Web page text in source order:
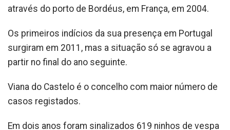
através do porto de Bordéus, em França, em 2004.
Os primeiros indícios da sua presença em Portugal
surgiram em 2011, mas a situação só se agravou a
partir no final do ano seguinte.
Viana do Castelo é o concelho com maior número de
casos registados.
Em dois anos foram sinalizados 619 ninhos de vespa